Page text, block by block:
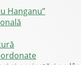
Hanganu”